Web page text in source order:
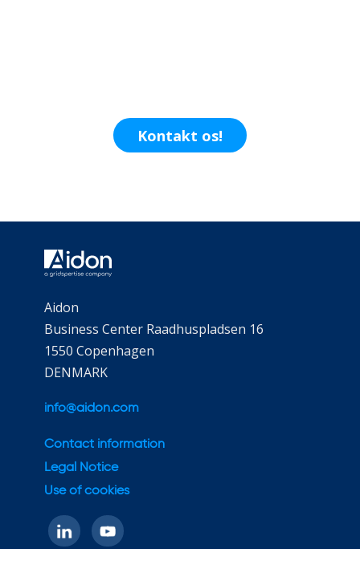
Kontakt os!
Aidon
Business Center Raadhuspladsen 16
1550 Copenhagen
DENMARK
info@aidon.com
Contact information
Legal Notice
Use of cookies